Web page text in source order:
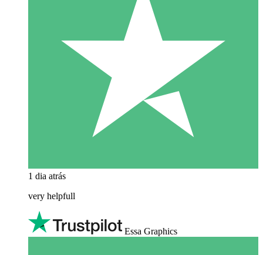
1 dia atrás
very helpfull
Essa Graphics